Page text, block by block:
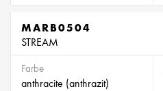
MARB0504
STREAM
Farbe
anthracite (anthrazit)